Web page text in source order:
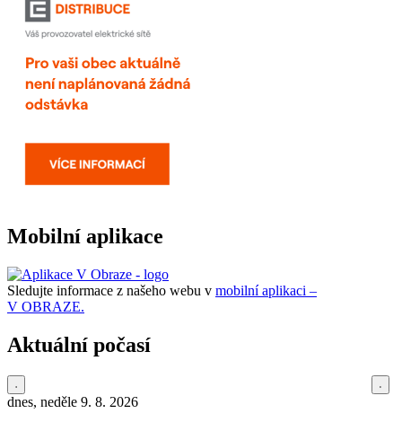
Mobilní aplikace
Sledujte informace z našeho webu v mobilní aplikaci –
V OBRAZE.
Aktuální počasí
dnes, neděle 9. 8. 2026